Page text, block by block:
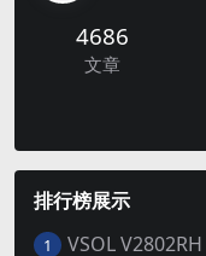
4686
文章
排行榜展示
1